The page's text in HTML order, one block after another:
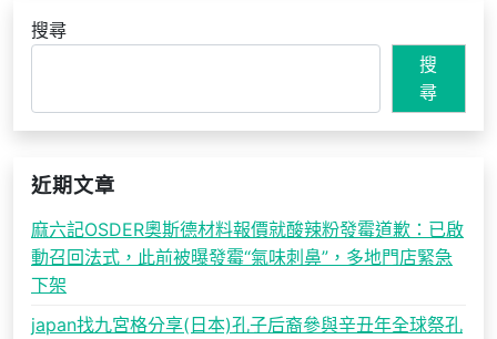
搜尋
搜
尋
近期文章
麻六記OSDER奧斯德材料報價就酸辣粉發霉道歉：已啟
動召回法式，此前被曝發霉“氣味刺鼻”，多地門店緊急
下架
japan找九宮格分享(日本)孔子后裔參與辛丑年全球祭孔